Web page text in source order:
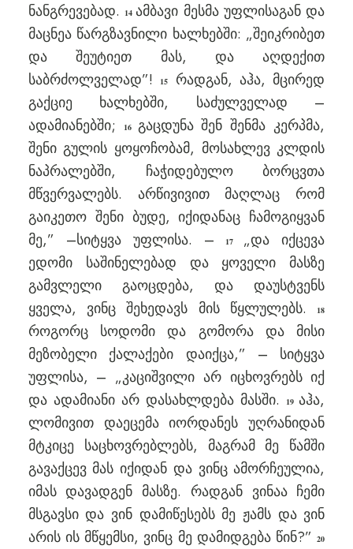
ნანგრევებად.
14 ამბავი მესმა უფლისაგან და
მაცნეა წარგზავნილი ხალხებში: „შეიკრიბეთ
და შეუტიეთ მას, და აღდექით
საბრძოლველად”!
15
რადგან, აჰა, მცირედ
გაქციე ხალხებში, საძულველად –
ადამიანებში;
16 გაცდუნა შენ შენმა კერპმა,
შენი გულის ყოყოჩობამ, მოსახლევ კლდის
ნაპრალებში, ჩაჭიდებულო ბორცვთა
მწვერვალებს. არწივივით მაღლაც რომ
გაიკეთო შენი ბუდე, იქიდანაც ჩამოგიყვან
მე,” –სიტყვა უფლისა. –
17 „და იქცევა
ედომი საშინელებად და ყოველი მასზე
გამვლელი გაოცდება, და დაუსტვენს
ყველა, ვინც შეხედავს მის წყლულებს.
18
როგორც სოდომი და გომორა და მისი
მეზობელი ქალაქები დაიქცა,” – სიტყვა
უფლისა, – „კაციშვილი არ იცხოვრებს იქ
და ადამიანი არ დასახლდება მასში.
19 აჰა,
ლომივით დაეცემა იორდანეს უღრანიდან
მტკიცე საცხოვრებლებს, მაგრამ მე წამში
გავაქცევ მას იქიდან და ვინც ამორჩეულია,
იმას დავადგენ მასზე. რადგან ვინაა ჩემი
მსგავსი და ვინ დამიწესებს მე ჟამს და ვინ
არის ის მწყემსი, ვინც მე დამიდგება წინ?”20